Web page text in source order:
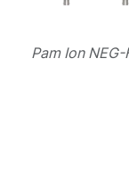
Pam Ion NEG-